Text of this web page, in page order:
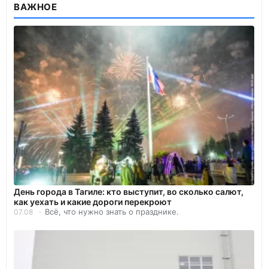
ВАЖНОЕ
День города в Тагиле: кто выступит, во сколько салют,
как уехать и какие дороги перекроют
07.08 Всё, что нужно знать о празднике.